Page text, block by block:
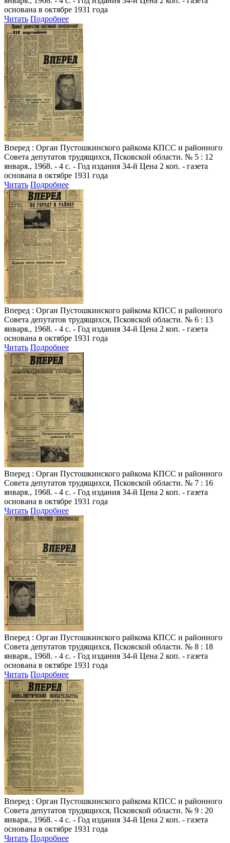
основана в октябре 1931 года
Читать Подробнее
Вперед : Орган Пустошкинского райкома КПСС и районного
Совета депутатов трудящихся, Псковской области. № 5 : 12
января., 1968. - 4 с. - Год издания 34-й Цена 2 коп. - газета
основана в октябре 1931 года
Читать Подробнее
Вперед : Орган Пустошкинского райкома КПСС и районного
Совета депутатов трудящихся, Псковской области. № 6 : 13
января., 1968. - 4 с. - Год издания 34-й Цена 2 коп. - газета
основана в октябре 1931 года
Читать Подробнее
Вперед : Орган Пустошкинского райкома КПСС и районного
Совета депутатов трудящихся, Псковской области. № 7 : 16
января., 1968. - 4 с. - Год издания 34-й Цена 2 коп. - газета
основана в октябре 1931 года
Читать Подробнее
Вперед : Орган Пустошкинского райкома КПСС и районного
Совета депутатов трудящихся, Псковской области. № 8 : 18
января., 1968. - 4 с. - Год издания 34-й Цена 2 коп. - газета
основана в октябре 1931 года
Читать Подробнее
Вперед : Орган Пустошкинского райкома КПСС и районного
Совета депутатов трудящихся, Псковской области. № 9 : 20
января., 1968. - 4 с. - Год издания 34-й Цена 2 коп. - газета
основана в октябре 1931 года
Читать Подробнее